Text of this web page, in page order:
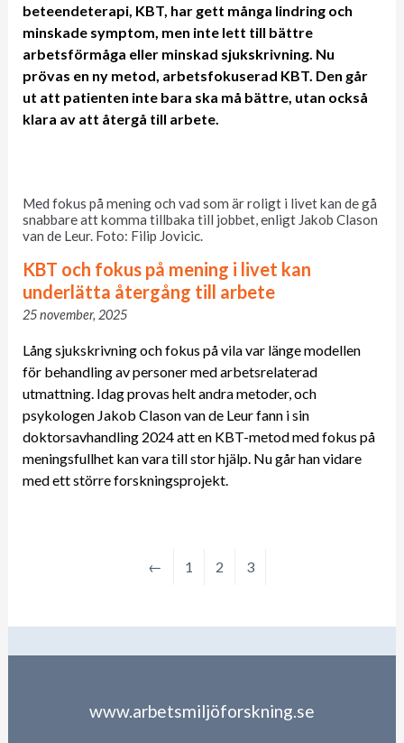
beteendeterapi, KBT, har gett många lindring och
minskade symptom, men inte lett till bättre
arbetsförmåga eller minskad sjukskrivning. Nu
prövas en ny metod, arbetsfokuserad KBT. Den går
ut att patienten inte bara ska må bättre, utan också
klara av att återgå till arbete.
Med fokus på mening och vad som är roligt i livet kan de gå
snabbare att komma tillbaka till jobbet, enligt Jakob Clason
van de Leur. Foto: Filip Jovicic.
KBT och fokus på mening i livet kan
underlätta återgång till arbete
25 november, 2025
Lång sjukskrivning och fokus på vila var länge modellen
för behandling av personer med arbetsrelaterad
utmattning. Idag provas helt andra metoder, och
psykologen Jakob Clason van de Leur fann i sin
doktorsavhandling 2024 att en KBT-metod med fokus på
meningsfullhet kan vara till stor hjälp. Nu går han vidare
med ett större forskningsprojekt.
← 1 2 3
www.arbetsmiljöforskning.se